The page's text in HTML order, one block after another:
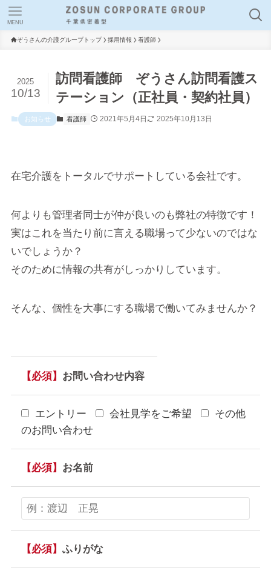
MENU
ぞうさんの介護グループトップ 採用情報 看護師
訪問看護師 ぞうさん訪問看護ス
テーション（正社員・契約社員）
2025
10/13
お知らせ 看護師 2021年5月4日 2025年10月13日
在宅介護をトータルでサポートしている会社です。
何よりも管理者同士が仲が良いのも弊社の特徴です！
実はこれを当たり前に言える職場って少ないのではな
いでしょうか？
そのために情報の共有がしっかりしています。
そんな、個性を大事にする職場で働いてみませんか？
【必須】 お問い合わせ内容
エントリー 会社見学をご希望
その他
のお問い合わせ
【必須】 お名前
【必須】 ふりがな